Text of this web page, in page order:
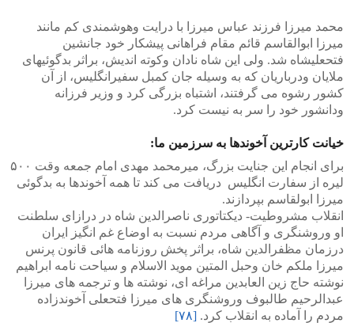
محمد میرزا فرزند عباس میرزا با درایت وهوشمندی کم مانند
میرزا ابوالقاسم قائم مقام فراهانی پیشکار خود جانشین
فتحعلیشاه شد. ولی این شاه نادان وکوته اندیش، براثر بدگوئیهای
ملایان ودرباریان که به وسیله جان کمبل سفیرانگلیس، از آن
کشور رشوه می گرفتند، اشتباه بزرگی کرد و وزیر فرزانه
ودانشور خود را سر به نیست کرد.
خیانت کارترین آخوندها به سرزمین ما:
برای انجام این جنایت بزرگ، میرمحمد مهدی امام جمعه وقت ۵۰۰
لیره از سفارت انگلیس دریافت می کند تا همه آخوندها به بدگوئی
میرزا ابولقاسم بپردازند.
انقلاب مشروطیت- دیکتاتوری ناصرالدین شاه در درازای سلطنت
او وروشنگری و آگاهی مردم نسبت به اوضاع غم انگیز ایران
درزمان مظفرالدین شاه، براثر پخش روزنامه هائی قانون پرنس
میرزا ملکم خان وحبل المتین موید الاسلام و سیاحت نامه ابراهیم
نوشته حاج زین العابدین مراغه ای، نوشته ها و ترجمه های میرزا
عبدالرحیم طالبوف وروشنگری های میرزا فتحعلی آخوندزاده
مردم را آماده به انقلاب کرد. [۷۸]